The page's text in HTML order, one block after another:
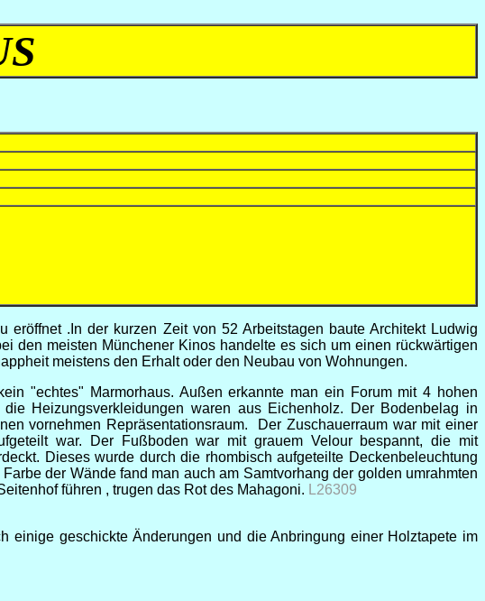
.In der kurzen Zeit von 52 Arbeitstagen baute Architekt Ludwig
den meisten Münchener Kinos handelte es sich um einen rückwärtigen
meistens den Erhalt oder den Neubau von Wohnungen.
"echtes" Marmorhaus. Außen erkannte man ein Forum mit 4 hohen
Heizungsverkleidungen waren aus Eichenholz. Der Bodenbelag in
vornehmen Repräsentationsraum. Der Zuschauerraum war mit einer
war. Der Fußboden war mit grauem Velour bespannt, die mit
Dieses wurde durch die rhombisch aufgeteilte Deckenbeleuchtung
der Wände fand man auch am Samtvorhang der golden umrahmten
führen , trugen das Rot des Mahagoni.
L26309
einige geschickte Änderungen und die Anbringung einer Holztapete im